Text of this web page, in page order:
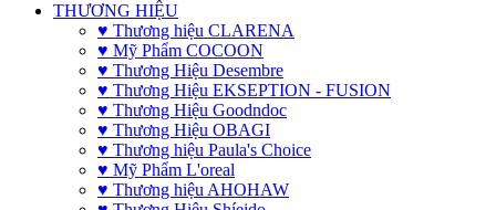
THƯƠNG HIỆU
♥ Thương hiệu CLARENA
♥ Mỹ Phẩm COCOON
♥ Thương Hiệu Desembre
♥ Thương Hiệu EKSEPTION - FUSION
♥ Thương Hiệu Goodndoc
♥ Thương Hiệu OBAGI
♥ Thương hiệu Paula's Choice
♥ Mỹ Phẩm L'oreal
♥ Thương hiệu AHOHAW